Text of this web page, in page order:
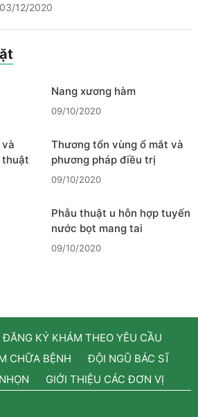
03/12/2020
Nang xương hàm
09/10/2020
thuật
Thương tổn vùng ổ mắt và
phương pháp điều trị
09/10/2020
Phẫu thuật u hỗn hợp tuyến
nước bọt mang tai
09/10/2020
ĐĂNG KÝ KHÁM THEO YÊU CẦU
CHỮA BỆNH
ĐỘI NGŨ BÁC SĨ
GIỚI THIỆU CÁC ĐƠN VỊ